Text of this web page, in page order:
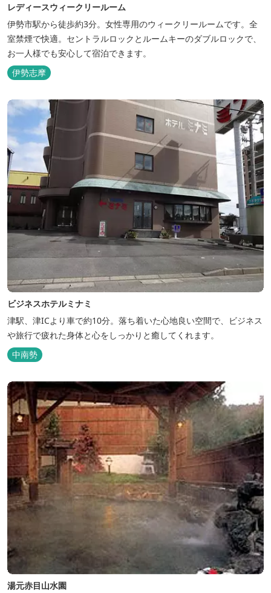
レディースウィークリールーム
伊勢市駅から徒歩約3分。女性専用のウィークリールームです。全
室禁煙で快適。セントラルロックとルームキーのダブルロックで、
お一人様でも安心して宿泊できます。
伊勢志摩
ビジネスホテルミナミ
津駅、津ICより車で約10分。落ち着いた心地良い空間で、ビジネス
や旅行で疲れた身体と心をしっかりと癒してくれます。
中南勢
湯元赤目山水園